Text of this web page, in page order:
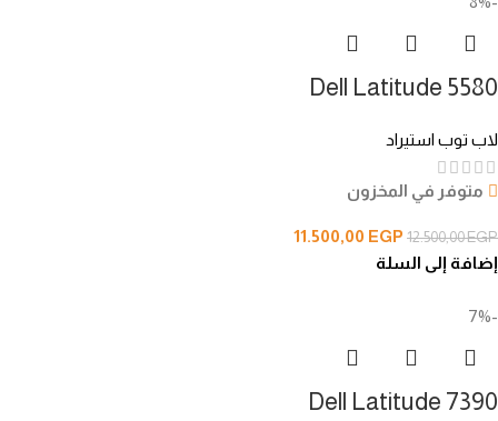
Dell Latitude 5580
لاب توب استيراد
متوفر في المخزون
12.500,00EGP
11.500,00 EGP
إضافة إلى السلة
-7%
Dell Latitude 7390